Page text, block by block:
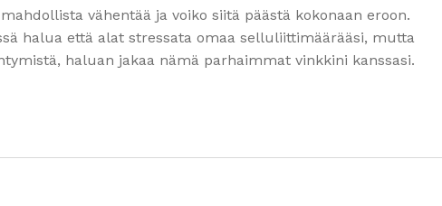
vähentää ja voiko siitä päästä kokonaan eroon.
halua että alat stressata omaa selluliittimäärääsi, mutta
haluan jakaa nämä parhaimmat vinkkini kanssasi.